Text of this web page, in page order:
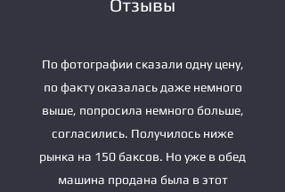
Отзывы
По фотографии сказали одну цену,
по факту оказалась даже немного
выше, попросила немного больше,
согласились. Получилось ниже
рынка на 150 баксов. Но уже в обед
машина продана была в этот